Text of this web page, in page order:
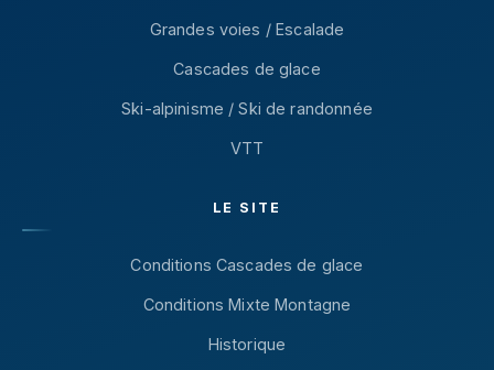
Grandes voies / Escalade
Cascades de glace
Ski-alpinisme / Ski de randonnée
VTT
LE SITE
Conditions Cascades de glace
Conditions Mixte Montagne
Historique